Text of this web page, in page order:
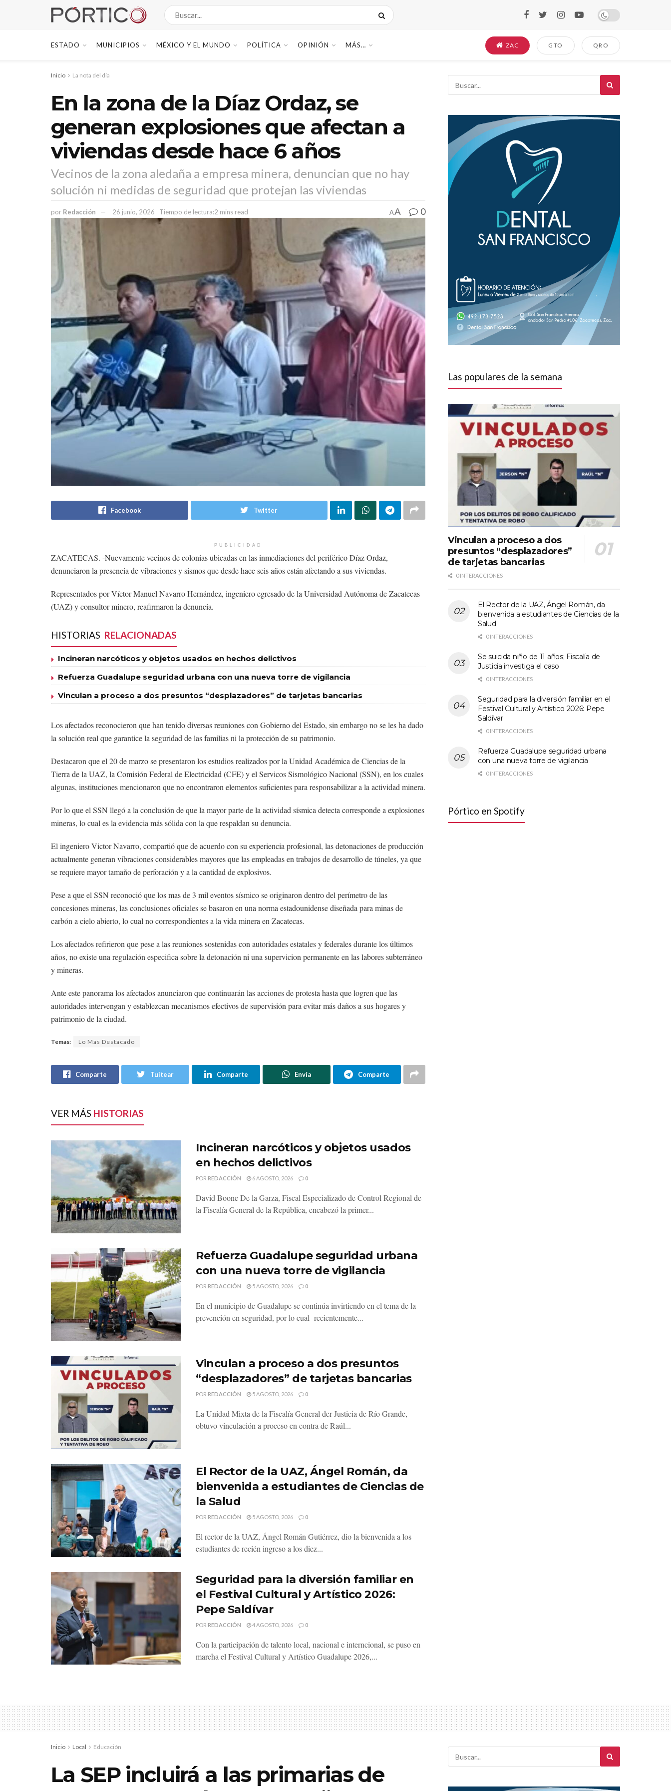
ESTADO MUNICIPIOS MÉXICO Y EL MUNDO POLÍTICA OPINIÓN MÁS… ZAC GTO QRO
Inicio La nota del día
En la zona de la Díaz Ordaz, se
generan explosiones que afectan a
viviendas desde hace 6 años
Vecinos de la zona aledaña a empresa minera, denuncian que no hay
solución ni medidas de seguridad que protejan las viviendas
por Redacción 26 junio, 2026 Tiempo de lectura:2 mins read AA 0
Facebook Twitter
PUBLICIDAD
ZACATECAS. -Nuevamente vecinos de colonias ubicadas en las inmediaciones del periférico Díaz Ordaz,
denunciaron la presencia de vibraciones y sismos que desde hace seis años están afectando a sus viviendas.
Representados por Víctor Manuel Navarro Hernández, ingeniero egresado de la Universidad Autónoma de Zacatecas
(UAZ) y consultor minero, reafirmaron la denuncia.
HISTORIAS RELACIONADAS
Incineran narcóticos y objetos usados en hechos delictivos
Refuerza Guadalupe seguridad urbana con una nueva torre de vigilancia
Vinculan a proceso a dos presuntos “desplazadores” de tarjetas bancarias
Los afectados reconocieron que han tenido diversas reuniones con Gobierno del Estado, sin embargo no se les ha dado
la solución real que garantice la seguridad de las familias ni la protección de su patrimonio.
Destacaron que el 20 de marzo se presentaron los estudios realizados por la Unidad Académica de Ciencias de la
Tierra de la UAZ, la Comisión Federal de Electricidad (CFE) y el Servicos Sismológico Nacional (SSN), en los cuales
algunas, instituciones mencionaron que no encontraron elementos suficientes para responsabilizar a la actividad minera.
Por lo que el SSN llegó a la conclusión de que la mayor parte de la actividad sísmica detecta corresponde a explosiones
mineras, lo cual es la evidencia más sólida con la que respaldan su denuncia.
El ingeniero Victor Navarro, compartió que de acuerdo con su experiencia profesional, las detonaciones de producción
actualmente generan vibraciones considerables mayores que las empleadas en trabajos de desarrollo de túneles, ya que
se requiere mayor tamaño de perforación y a la cantidad de explosivos.
Pese a que el SSN reconoció que los mas de 3 mil eventos sísmico se originaron dentro del perímetro de las
concesiones mineras, las conclusiones oficiales se basaron en una norma estadounidense diseñada para minas de
carbón a cielo abierto, lo cual no correspondientes a la vida minera en Zacatecas.
Los afectados refirieron que pese a las reuniones sostenidas con autoridades estatales y federales durante los últimos
años, no existe una regulación especifica sobre la detonación ni una supervicion permanente en las labores subterráneo
y mineras.
Ante este panorama los afectados anunciaron que continuarán las acciones de protesta hasta que logren que las
autoridades intervengan y establezcan mecanismos efectivos de supervisión para evitar más daños a sus hogares y
patrimonio de la ciudad.
Temas: Lo Mas Destacado
Comparte Tuitear Comparte Envía Comparte
VER MÁS HISTORIAS
Incineran narcóticos y objetos usados
en hechos delictivos
POR REDACCIÓN 6 AGOSTO, 2026 0
David Boone De la Garza, Fiscal Especializado de Control Regional de
la Fiscalía General de la República, encabezó la primer...
Refuerza Guadalupe seguridad urbana
con una nueva torre de vigilancia
POR REDACCIÓN 5 AGOSTO, 2026 0
En el municipio de Guadalupe se continúa invirtiendo en el tema de la
prevención en seguridad, por lo cual recientemente...
Vinculan a proceso a dos presuntos
“desplazadores” de tarjetas bancarias
POR REDACCIÓN 5 AGOSTO, 2026 0
La Unidad Mixta de la Fiscalía General der Justicia de Río Grande,
obtuvo vinculación a proceso en contra de Raúl...
El Rector de la UAZ, Ángel Román, da
bienvenida a estudiantes de Ciencias de
la Salud
POR REDACCIÓN 5 AGOSTO, 2026 0
El rector de la UAZ, Ángel Román Gutiérrez, dio la bienvenida a los
estudiantes de recién ingreso a los diez...
Seguridad para la diversión familiar en
el Festival Cultural y Artístico 2026:
Pepe Saldívar
POR REDACCIÓN 4 AGOSTO, 2026 0
Con la participación de talento local, nacional e interncional, se puso en
marcha el Festival Cultural y Artístico Guadalupe 2026,...
Las populares de la semana
Vinculan a proceso a dos
presuntos “desplazadores”
de tarjetas bancarias
0 INTERACCIONES
El Rector de la UAZ, Ángel Román, da
bienvenida a estudiantes de Ciencias de la
Salud
0 INTERACCIONES
Se suicida niño de 11 años; Fiscalía de
Justicia investiga el caso
0 INTERACCIONES
Seguridad para la diversión familiar en el
Festival Cultural y Artístico 2026: Pepe
Saldívar
0 INTERACCIONES
Refuerza Guadalupe seguridad urbana
con una nueva torre de vigilancia
0 INTERACCIONES
Pórtico en Spotify
Inicio Local Educación
La SEP incluirá a las primarias de